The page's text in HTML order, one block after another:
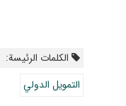
الکلمات الرئيسة:
التمويل الدولي